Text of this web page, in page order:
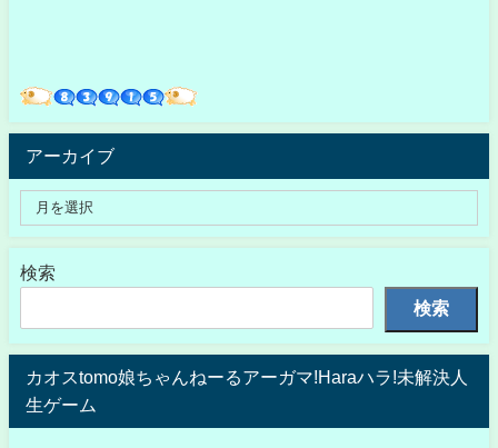
アーカイブ
検索
検索
カオスtomo娘ちゃんねーるアーガマ!Haraハラ!未解決人
生ゲーム